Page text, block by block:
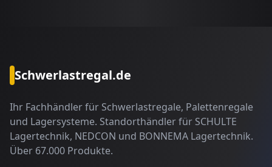
Schwerlastregal.de
Ihr Fachhändler für Schwerlastregale, Palettenregale
und Lagersysteme. Standorthändler für SCHULTE
Lagertechnik, NEDCON und BONNEMA Lagertechnik.
Über 67.000 Produkte.